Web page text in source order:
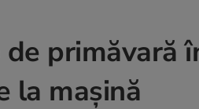
de primăvară
la mașină